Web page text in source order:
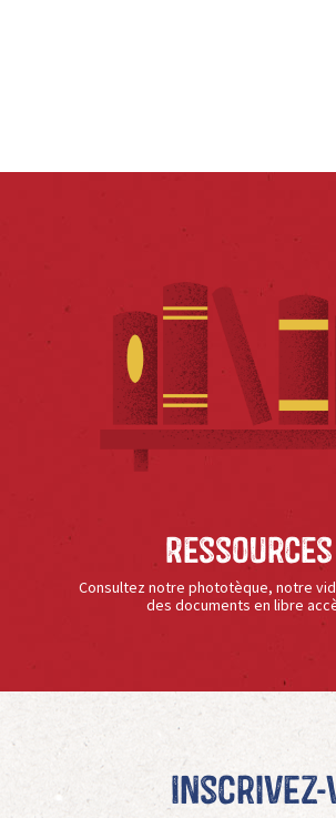
Ressources
Consultez notre phototèque, notre
des documents en libre